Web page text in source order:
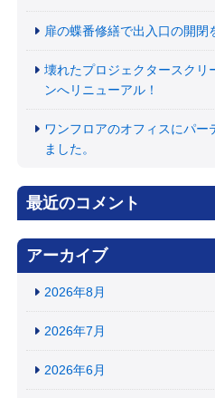
扉の蝶番修繕で出入口の開閉
壊れたプロジェクタースクリ
ンへリニューアル！
ワンフロアのオフィスにパー
ました。
最近のコメント
アーカイブ
2026年8月
2026年7月
2026年6月